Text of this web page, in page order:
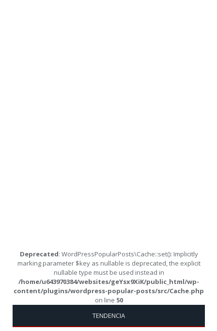
Deprecated: WordPressPopularPosts\Cache::set(): Implicitly
marking parameter $key as nullable is deprecated, the explicit
nullable type must be used instead in
/home/u643970384/websites/geYsx9XiK/public_html/wp-
content/plugins/wordpress-popular-posts/src/Cache.php
on line 50
TENDENCIA